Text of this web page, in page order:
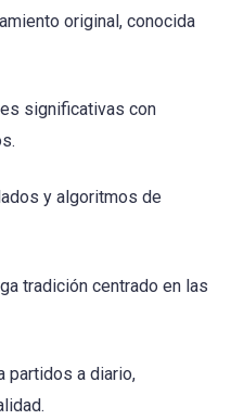
original, conocida
significativas con
y algoritmos de
tradición centrado en las
partidos a diario,